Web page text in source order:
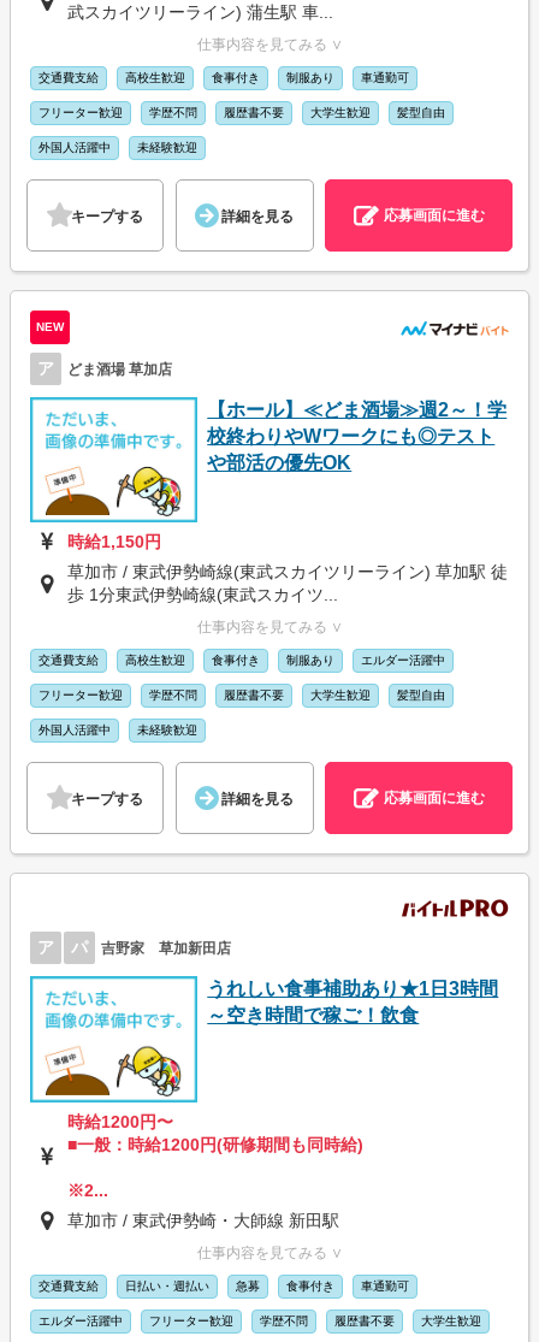
武スカイツリーライン) 蒲生駅 車...
仕事内容を見てみる ∨
交通費支給 高校生歓迎 食事付き 制服あり 車通勤可
フリーター歓迎 学歴不問 履歴書不要 大学生歓迎 髪型自由
外国人活躍中 未経験歓迎
キープする 詳細を見る 応募画面に進む
NEW
ア どま酒場 草加店
【ホール】≪どま酒場≫週2～！学
校終わりやWワークにも◎テスト
や部活の優先OK
時給1,150円
草加市 / 東武伊勢崎線(東武スカイツリーライン) 草加駅 徒
歩 1分東武伊勢崎線(東武スカイツ...
仕事内容を見てみる ∨
交通費支給 高校生歓迎 食事付き 制服あり エルダー活躍中
フリーター歓迎 学歴不問 履歴書不要 大学生歓迎 髪型自由
外国人活躍中 未経験歓迎
キープする 詳細を見る 応募画面に進む
ア パ 吉野家 草加新田店
うれしい食事補助あり★1日3時間
～空き時間で稼ご！飲食
時給1200円〜
■一般：時給1200円(研修期間も同時給)
※2...
草加市 / 東武伊勢崎・大師線 新田駅
仕事内容を見てみる ∨
交通費支給 日払い・週払い 急募 食事付き 車通勤可
エルダー活躍中 フリーター歓迎 学歴不問 履歴書不要 大学生歓迎